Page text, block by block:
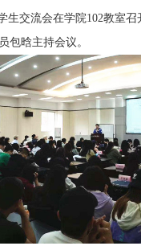
生交流会在学院102教室召
包晗主持会议。